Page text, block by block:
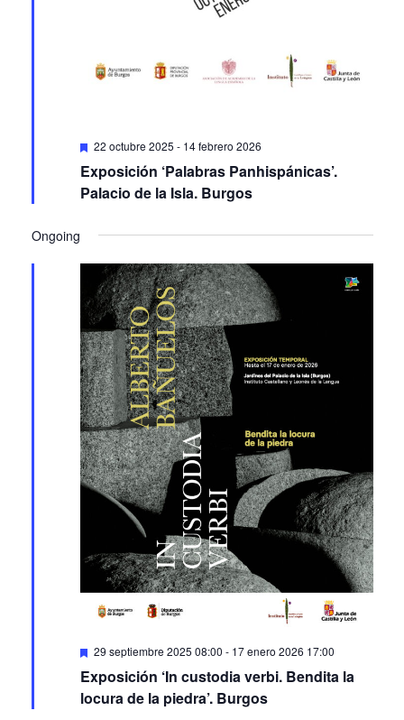
Featured
22 octubre 2025 - 14 febrero 2026
Exposición ‘Palabras Panhispánicas’.
Palacio de la Isla. Burgos
Ongoing
Featured
29 septiembre 2025 08:00 - 17 enero 2026 17:00
Exposición ‘In custodia verbi. Bendita la
locura de la piedra’. Burgos